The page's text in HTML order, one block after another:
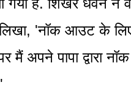
'नॉक आउट के लिए
मैं अपने पापा द्वारा